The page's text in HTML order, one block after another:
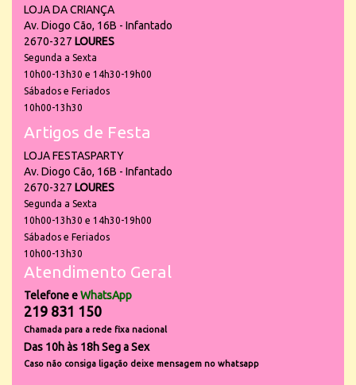
LOJA DA CRIANÇA
Av. Diogo Cão, 16B - Infantado
2670-327 LOURES
Segunda a Sexta
10h00-13h30 e 14h30-19h00
Sábados e Feriados
10h00-13h30
Artigos de Festa
LOJA FESTASPARTY
Av. Diogo Cão, 16B - Infantado
2670-327 LOURES
Segunda a Sexta
10h00-13h30 e 14h30-19h00
Sábados e Feriados
10h00-13h30
Atendimento Geral
Telefone eWhatsApp
219 831 150
Chamada para a rede fixa nacional
Das 10h às 18h Seg a Sex
Caso não consiga ligação deixe mensagem no whatsapp